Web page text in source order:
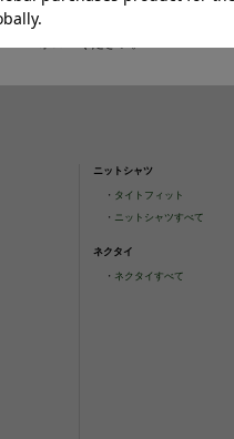
報、スタイル提案などをおしらせし
ニットシャツ
・ タイトフィット
・ ニットシャツすべて
ネクタイ
・ ネクタイすべて